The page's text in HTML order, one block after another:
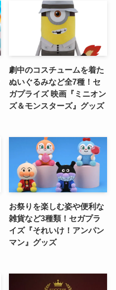
劇中のコスチュームを着た
ぬいぐるみなど全7種！セ
ガプライズ 映画『ミニオン
ズ＆モンスターズ』グッズ
お祭りを楽しむ姿や便利な
雑貨など3種類！セガプラ
イズ『それいけ！アンパン
マン』グッズ